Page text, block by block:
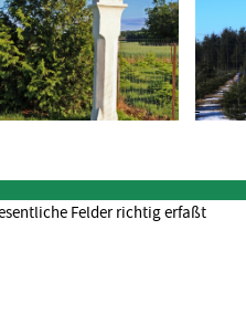
Felder richtig erfaßt